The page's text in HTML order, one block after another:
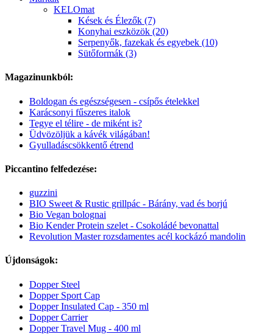
KELOmat
Kések és Élezők (7)
Konyhai eszközök (20)
Serpenyők, fazekak és egyebek (10)
Sütőformák (3)
Magazinunkból:
Boldogan és egészségesen - csípős ételekkel
Karácsonyi fűszeres italok
Tegye el télire - de miként is?
Üdvözöljük a kávék világában!
Gyulladáscsökkentő étrend
Piccantino felfedezése:
guzzini
BIO Sweet & Rustic grillpác - Bárány, vad és borjú
Bio Vegan bolognai
Bio Kender Protein szelet - Csokoládé bevonattal
Revolution Master rozsdamentes acél kockázó mandolin
Újdonságok:
Dopper Steel
Dopper Sport Cap
Dopper Insulated Cap - 350 ml
Dopper Carrier
Dopper Travel Mug - 400 ml